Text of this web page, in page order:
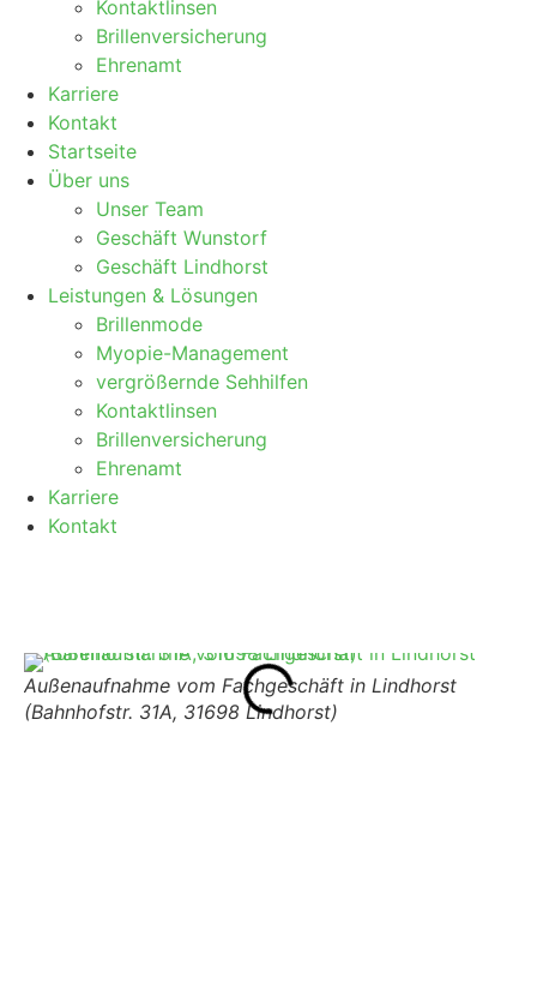
Kontaktlinsen
Brillenversicherung
Ehrenamt
Karriere
Kontakt
Startseite
Über uns
Unser Team
Geschäft Wunstorf
Geschäft Lindhorst
Leistungen & Lösungen
Brillenmode
Myopie-Management
vergrößernde Sehhilfen
Kontaktlinsen
Brillenversicherung
Ehrenamt
Karriere
Kontakt
Außenaufnahme vom Fachgeschäft in Lindhorst
(Bahnhofstr. 31A, 31698 Lindhorst)